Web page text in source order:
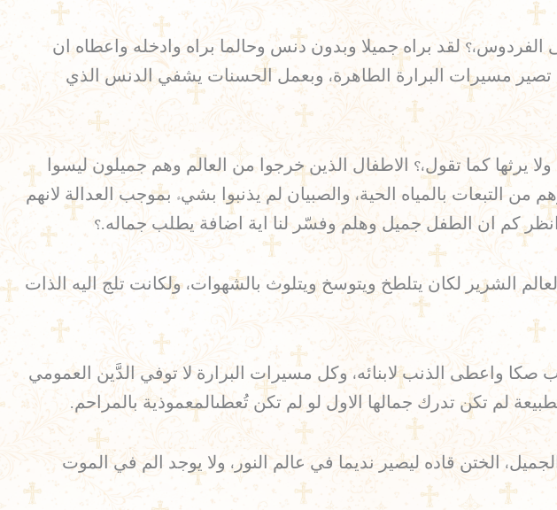
لقد براه جميلا وبدون دنس وحالما براه وادخله واعطاه ان
تصير مسيرات البرارة الطاهرة، وبعمل الحسنات يشفي الدنس الذي
كما تقول،؟ الاطفال الذين خرجوا من العالم وهم جميلون ليسوا
التبعات بالمياه الحية، والصبيان لم يذنبوا بشيء بموجب العدالة لانهم
وانظر كم ان الطفل جميل وهلم وفسّر لنا اية اضافة يطلب جماله.؟
الشرير لكان يتلطخ ويتوسخ ويتلوث بالشهوات، ولكانت تلج اليه الذات
صكا واعطى الذنب لابنائه، وكل مسيرات البرارة لا توفي الدَّين العمومي
لم تكن تدرك جمالها الاول لو لم تكن تُعطىالمعموذية بالمراحم.
الختن قاده ليصير نديما في عالم النور، ولا يوجد الم في الموت